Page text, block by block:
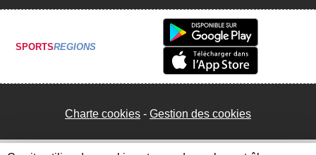
SPORTSREGIONS
Charte cookies Gestion des cookies